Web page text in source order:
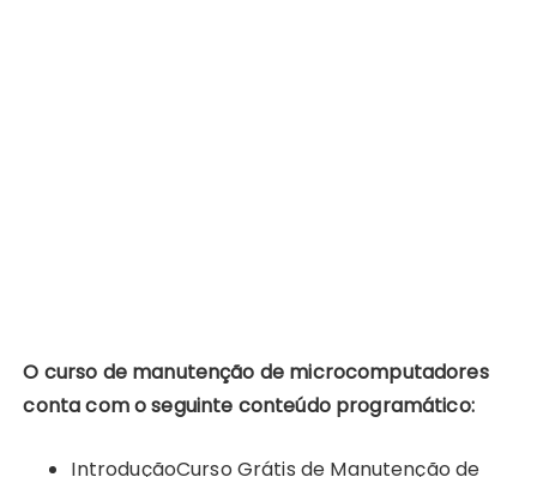
O curso de manutenção de microcomputadores
conta com o seguinte conteúdo programático:
IntroduçãoCurso Grátis de Manutenção de